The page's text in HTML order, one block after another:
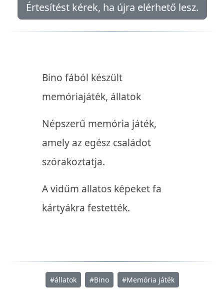
Értesítést kérek, ha újra elérhető lesz.
Bino fából készült
memóriajáték, állatok
Népszerű memória játék,
amely az egész családot
szórakoztatja.
A vidűm allatos képeket fa
kártyákra festették.
#állatok #Bino #Memória játék